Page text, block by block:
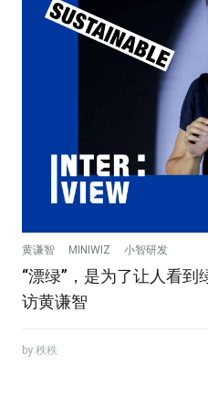
黄谦智 MINIWIZ 小智研发
“漂绿”，是为了让人看到
访黄谦智
by 秩秩